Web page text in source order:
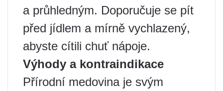
a průhledným. Doporučuje se pít
před jídlem a mírně vychlazený,
abyste cítili chuť nápoje.
Výhody a kontraindikace
Přírodní medovina je svým